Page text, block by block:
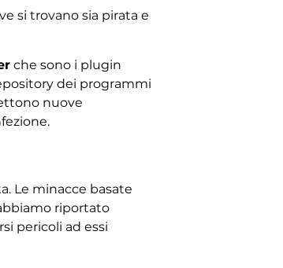
si trovano sia pirata e
che sono i plugin
dei programmi
nuove
Le minacce basate
riportato
pericoli ad essi